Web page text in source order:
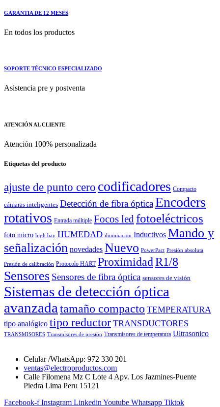
GARANTIA DE 12 MESES
En todos los productos
SOPORTE TÉCNICO ESPECIALIZADO
Asistencia pre y postventa
ATENCIÓN AL CLIENTE
Atención 100% personalizada
Etiquetas del producto
ajuste de punto cero codificadores Compacto
cámaras inteligentes Detección de fibra ópticaEncoders
rotativos Entrada múltiple Focos led fotoeléctricos
foto micro high bay HUMEDAD iluminacion Inductivos Mando y
señalización novedades Nuevo PowerPact Presión absoluta
Presión de calibración Protocolo HART ProximidadR1/8
Sensores Sensores de fibra óptica sensores de visión
Sistemas de detección óptica
avanzada tamaño compacto TEMPERATURA
tipo analógico tipo reductor TRANSDUCTORES
TRANSMISORES Transmisores de presión Transmisores de temperatura Ultrasonico
Celular /WhatsApp: 972 330 201
ventas@electroproductos.com
Calle Filomena Mz C Lote 4 Apv. Los Jazmines-Puente
Piedra Lima Peru 15121
Facebook-f Instagram Linkedin Youtube Whatsapp Tiktok